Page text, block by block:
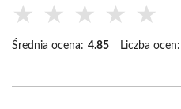
★ ★ ★ ★ ★
Średnia ocena: 4.85 Liczba ocen: